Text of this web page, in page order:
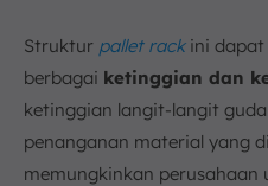
Struktur pallet rackini dapat
berbagai ketinggian dan
ketinggian langit-langit
penanganan material yang
memungkinkan